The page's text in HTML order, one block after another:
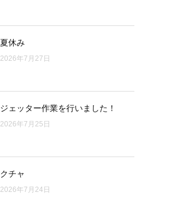
夏休み
2026年7月27日
ジェッター作業を行いました！
2026年7月25日
クチャ
2026年7月24日